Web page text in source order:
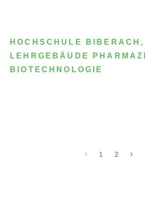
HOCHSCHULE BIBERACH,
LEHRGEBÄUDE
BIOTECHNOLOGIE
1 2